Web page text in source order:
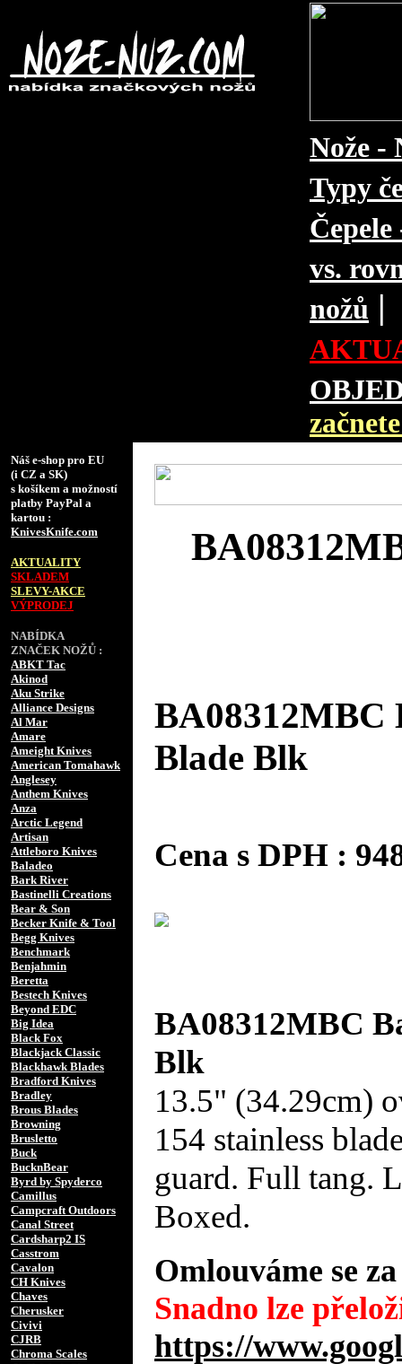
Nože -
Typy
vs.
nožů |
Náš e-shop pro EU
(i CZ a SK)
s košíkem a možností
platby PayPal a
kartou :
KnivesKnife.com
AKTUALITY
SKLADEM
SLEVY-AKCE
VÝPRODEJ
NABÍDKA
ZNAČEK NOŽŮ :
ABKT Tac
Akinod
Aku Strike
Alliance Designs
Al Mar
Amare
Ameight Knives
American Tomahawk
Anglesey
Anthem Knives
Anza
Arctic Legend
Artisan
Attleboro Knives
Baladeo
Bark River
Bastinelli Creations
Bear & Son
Becker Knife & Tool
Begg Knives
Benchmark
Benjahmin
Beretta
Bestech Knives
Beyond EDC
Big Idea
Black Fox
Blackjack Classic
Blackhawk Blades
Bradford Knives
Bradley
Brous Blades
Browning
Brusletto
Buck
BucknBear
Byrd by Spyderco
Camillus
Campcraft Outdoors
Canal Street
Cardsharp2 IS
Casstrom
Cavalon
CH Knives
Chaves
Cherusker
Civivi
CJRB
Chroma Scales
BA08312MBC
Blade Blk
Cena s DPH :
BA08312MBC
Blk
13.5" (34.29cm)
154 stainless
guard. Full tang.
Boxed.
Omlouváme se
Snadno lze
https://